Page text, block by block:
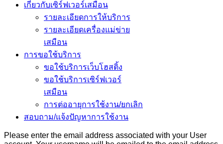
เกี่ยวกับเซิร์ฟเวอร์เสมือน
รายละเอียดการให้บริการ
รายละเอียดเครื่องแม่ข่าย
เสมือน
การขอใช้บริการ
ขอใช้บริการเว็บโฮสติ้ง
ขอใช้บริการเซิร์ฟเวอร์
เสมือน
การต่ออายุการใช้งาน/ยกเลิก
สอบถาม/แจ้งปัญหาการใช้งาน
Please enter the email address associated with your User